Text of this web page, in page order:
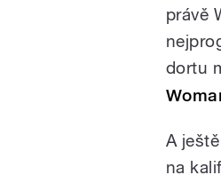
právě
dortu
A
na